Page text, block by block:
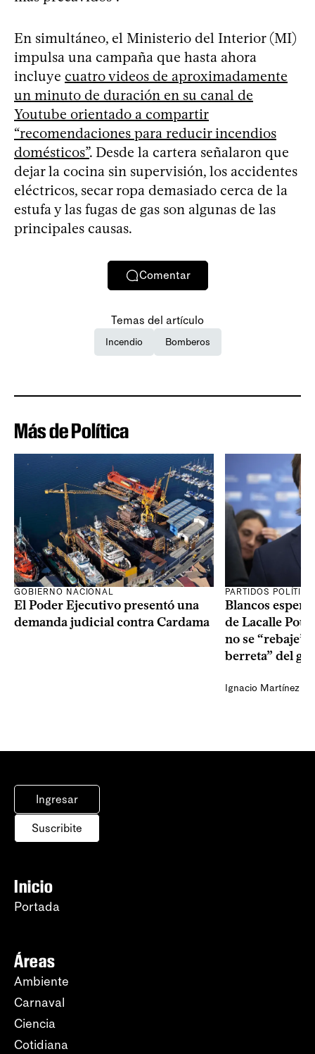
En simultáneo, el Ministerio del Interior (MI)
impulsa una campaña que hasta ahora
incluye cuatro videos de aproximadamente
un minuto de duración en su canal de
Youtube orientado a compartir
“recomendaciones para reducir incendios
domésticos”. Desde la cartera señalaron que
dejar la cocina sin supervisión, los accidentes
eléctricos, secar ropa demasiado cerca de la
estufa y las fugas de gas son algunas de las
principales causas.
Comentar
Temas del artículo
Incendio Bomberos
Más de Política
GOBIERNO NACIONAL
El Poder Ejecutivo presentó una
demanda judicial contra Cardama
PARTIDOS
Blancos
de Lacalle Pou
no se “rebaje”
berreta” del
Ignacio Martínez
Ingresar
Suscribite
Inicio
Portada
Áreas
Ambiente
Carnaval
Ciencia
Cotidiana